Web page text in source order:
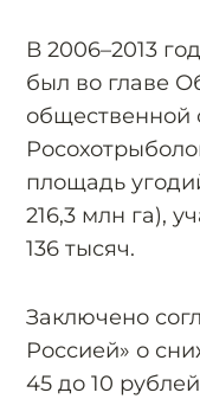
В 2006–2013
был во главе
общественной
площадь
216,3 млн га),
136 тысяч.
Заключено
Россией» о
45 до 10